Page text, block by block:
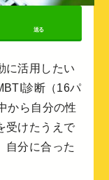
送る
に活用したい
診断（16パ
から自分の性
受けたうえで
自分に合った